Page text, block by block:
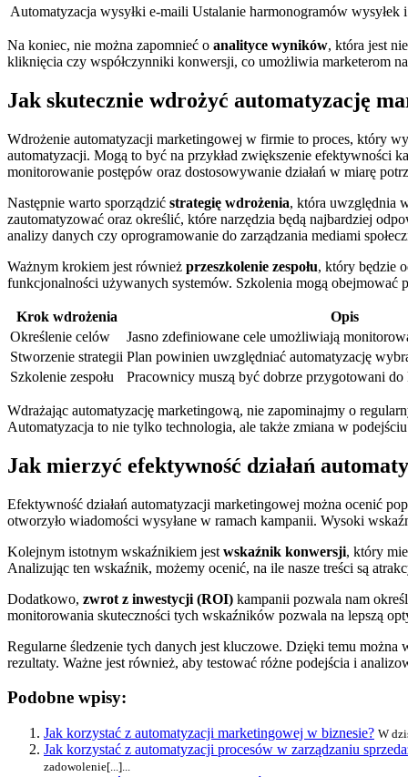
Automatyzacja wysyłki e-maili Ustalanie harmonogramów wysyłek
Na koniec, nie można zapomnieć o analityce wyników, która jest
kliknięcia czy współczynniki konwersji, co umożliwia marketerom
Jak skutecznie wdrożyć automatyzację
Wdrożenie automatyzacji marketingowej w firmie to proces, który
automatyzacji. Mogą to być na przykład zwiększenie efektywności
monitorowanie postępów oraz dostosowywanie działań w miarę
Następnie warto sporządzić strategię wdrożenia, która uwzględnia
zautomatyzować oraz określić, które narzędzia będą najbardziej
analizy danych czy oprogramowanie do zarządzania mediami
Ważnym krokiem jest również przeszkolenie zespołu, który będzie
funkcjonalności używanych systemów. Szkolenia mogą obejmować
Krok wdrożenia
Opis
Określenie celów
Jasno zdefiniowane cele umożliwiają
Stworzenie strategii Plan powinien uwzględniać automatyzację
Szkolenie zespołu
Pracownicy muszą być dobrze przygotowani do
Wdrażając automatyzację marketingową, nie zapominajmy o
Automatyzacja to nie tylko technologia, ale także zmiana w
Jak mierzyć efektywność działań
Efektywność działań automatyzacji marketingowej można ocenić
otworzyło wiadomości wysyłane w ramach kampanii. Wysoki
Kolejnym istotnym wskaźnikiem jest wskaźnik konwersji, który
Analizując ten wskaźnik, możemy ocenić, na ile nasze treści są
Dodatkowo, zwrot z inwestycji (ROI) kampanii pozwala nam
monitorowania skuteczności tych wskaźników pozwala na lepszą
Regularne śledzenie tych danych jest kluczowe. Dzięki temu
rezultaty. Ważne jest również, aby testować różne podejścia i
Podobne wpisy:
Jak korzystać z automatyzacji marketingowej w biznesie? W
Jak korzystać z automatyzacji procesów w zarządzaniu
zadowolenie[...]...